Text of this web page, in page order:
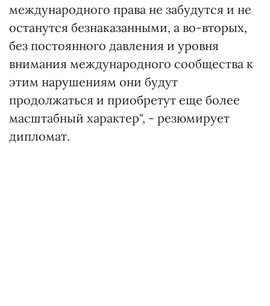
международного права не забудутся и не
останутся безнаказанными, а во-вторых,
без постоянного давления и уровня
внимания международного сообщества к
этим нарушениям они будут
продолжаться и приобретут еще более
масштабный характер", - резюмирует
дипломат.